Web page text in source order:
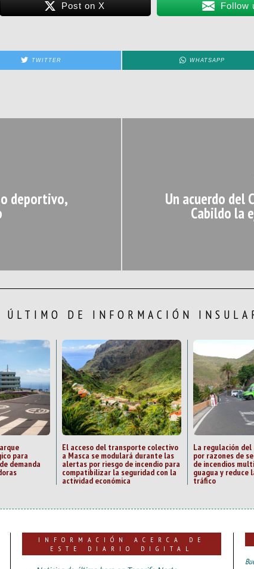
Post on X Follow
TWITTER WHATSAPP
deportivo, Un acuerdo del
Cabildo la
ÚLTIMO DE INFORMACIÓN
para
demanda
El acceso del transporte colectivo
a Masca se modulará durante las
alertas por riesgo de incendio para
compatibilizar la seguridad con la
actividad económica
La regulación del
por razones de
de incendios
guagua y reduce
tráfico
INFORMACIÓN ACERCA DE
ESTE DIARIO DIGITAL